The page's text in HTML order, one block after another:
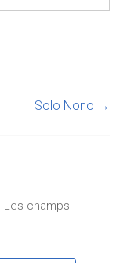
Solo Nono →
Les champs